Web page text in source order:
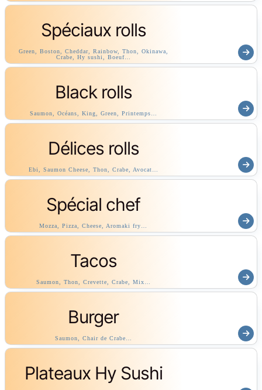
Spéciaux rolls
Green, Boston, Cheddar, Rainbow, Thon, Okinawa,
Crabe, Hy sushi, Boeuf…
Black rolls
Saumon, Océans, King, Green, Printemps…
Délices rolls
Ebi, Saumon Cheese, Thon, Crabe, Avocat…
Spécial chef
Mozza, Pizza, Cheese, Aromaki fry…
Tacos
Saumon, Thon, Crevette, Crabe, Mix…
Burger
Saumon, Chair de Crabe…
Plateaux Hy Sushi